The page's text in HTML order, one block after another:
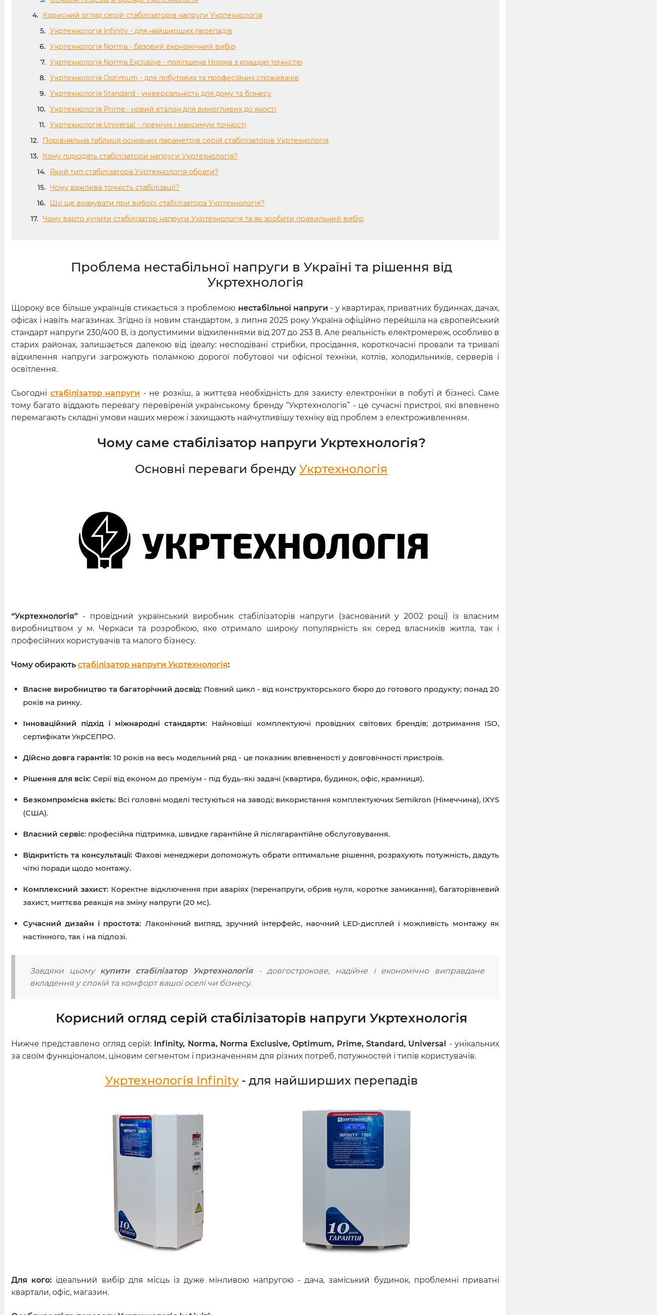
Корисний огляд серій стабілізаторів напруги Укртехнологія
Укртехнологія Infinity - для найширших перепадів
Укртехнологія Norma - базовий економічний вибір
Укртехнологія Norma Exclusive - поліпшена Норма з кращою точністю
Укртехнологія Optimum - для побутових та професійних споживачів
Укртехнологія Standard - універсальність для дому та бізнесу
Укртехнологія Prime - новий еталон для вимогливих до якості
Укртехнологія Universal - преміум і максимум точності
Порівняльна таблиця основних параметрів серій стабілізаторів Укртехнологія
Кому підходять стабілізатори напруги Укртехнологія?
Який тип стабілізатора Укртехнологія обрати?
Чому важлива точність стабілізації?
Що ще врахувати при виборі стабілізатора Укртехнологія?
Чому варто купити стабілізатор напруги Укртехнологія та як зробити правильний вибір
Проблема нестабільної напруги в Україні та рішення від
Укртехнологія
Щороку все більше українців стикається з проблемою нестабільної напруги - у квартирах, приватних будинках, дачах,
офісах і навіть магазинах. Згідно із новим стандартом, з липня 2025 року Україна офіційно перейшла на європейський
стандарт напруги 230/400 В, із допустимими відхиленнями від 207 до 253 В. Але реальність електромереж, особливо в
старих районах, залишається далекою від ідеалу: несподівані стрибки, просідання, короткочасні провали та тривалі
відхилення напруги загрожують поламкою дорогої побутової чи офісної техніки, котлів, холодильників, серверів і
освітлення.
Сьогодні стабілізатор напруги - не розкіш, а життєва необхідність для захисту електроніки в побуті й бізнесі. Саме
тому багато віддають перевагу перевіреній українському бренду “Укртехнологія” - це сучасні пристрої, які впевнено
перемагають складні умови наших мереж і захищають найчутливішу техніку від проблем з електроживленням.
Чому саме стабілізатор напруги Укртехнологія?
Основні переваги бренду Укртехнологія
“Укртехнологія” - провідний український виробник стабілізаторів напруги (заснований у 2002 році) із власним
виробництвом у м. Черкаси та розробкою, яке отримало широку популярність як серед власників житла, так і
професійних користувачів та малого бізнесу.
Чому обирають стабілізатор напруги Укртехнологія:
Власне виробництво та багаторічний досвід: Повний цикл - від конструкторського бюро до готового продукту; понад 20
років на ринку.
Інноваційний підхід і міжнародні стандарти: Найновіші комплектуючі провідних світових брендів; дотримання ISO,
сертифікати УкрСЕПРО.
Дійсно довга гарантія: 10 років на весь модельний ряд - це показник впевненості у довговічності пристроїв.
Рішення для всіх: Серії від економ до преміум - під будь-які задачі (квартира, будинок, офіс, крамниця).
Безкомпромісна якість: Всі головні моделі тестуються на заводі; використання комплектуючих Semikron (Німеччина), IXYS
(США).
Власний сервіс: професійна підтримка, швидке гарантійне й післягарантійне обслуговування.
Відкритість та консультації: Фахові менеджери допоможуть обрати оптимальне рішення, розрахують потужність, дадуть
чіткі поради щодо монтажу.
Комплексний захист: Коректне відключення при аваріях (перенапруги, обрив нуля, коротке замикання), багаторівневий
захист, миттєва реакція на зміну напруги (20 мс).
Сучасний дизайн і простота: Лаконічний вигляд, зручний інтерфейс, наочний LED-дисплей і можливість монтажу як
настінного, так і на підлозі.
Завдяки цьому купити стабілізатор Укртехнологія- довгострокове, надійне і економічно виправдане
вкладення у спокій та комфорт вашої оселі чи бізнесу.
Корисний огляд серій стабілізаторів напруги Укртехнологія
Нижче представлено огляд серій: Infinity, Norma, Norma Exclusive, Optimum, Prime, Standard, Universal - унікальних
за своїм функціоналом, ціновим сегментом і призначенням для різних потреб, потужностей і типів користувачів.
Укртехнологія Infinity- для найширших перепадів
Для кого: ідеальний вибір для місць із дуже мінливою напругою - дача, заміський будинок, проблемні приватні
квартали, офіс, магазин.